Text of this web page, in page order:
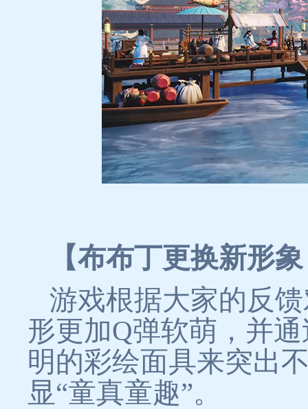
【布布丁更换新形
游戏根据大家的反
形更加Q弹软萌，并
明的彩绘面具来突出
显“童真童趣”。